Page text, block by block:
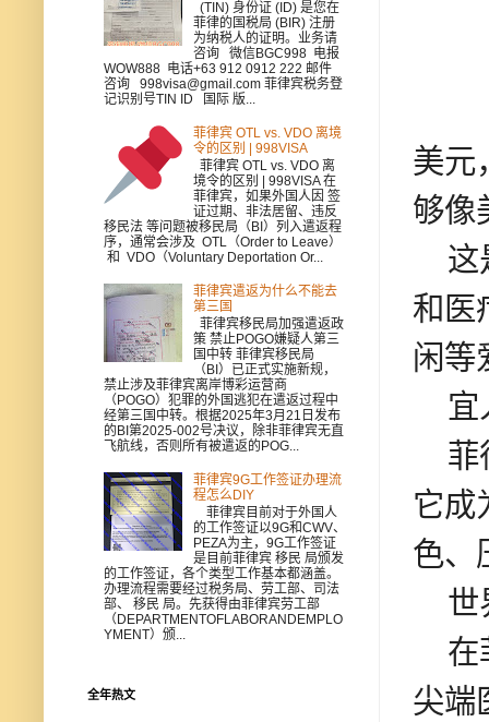
美元
够像
这
和医
闲等
宜
菲
它成
色、
世
在
尖端
(TIN) 身份证 (ID) 是您在
菲律的国税局 (BIR) 注册
为纳税人的证明。业务请
咨询 微信BGC998 电报
WOW888 电话+63 912 0912 222 邮件
咨询 998visa@gmail.com 菲律宾税务登
记识别号TIN ID 国际 版...
菲律宾 OTL vs. VDO 离境
令的区别 | 998VISA
菲律宾 OTL vs. VDO 离
境令的区别 | 998VISA 在
菲律宾，如果外国人因 签
证过期、非法居留、违反
移民法 等问题被移民局（BI）列入遣返程
序，通常会涉及 OTL（Order to Leave）
和 VDO（Voluntary Deportation Or...
菲律宾遣返为什么不能去
第三国
菲律宾移民局加强遣返政
策 禁止POGO嫌疑人第三
国中转 菲律宾移民局
（BI）已正式实施新规，
禁止涉及菲律宾离岸博彩运营商
（POGO）犯罪的外国逃犯在遣返过程中
经第三国中转。根据2025年3月21日发布
的BI第2025-002号决议，除非菲律宾无直
飞航线，否则所有被遣返的POG...
菲律宾9G工作签证办理流
程怎么DIY
菲律宾目前对于外国人
的工作签证以9G和CWV、
PEZA为主，9G工作签证
是目前菲律宾 移民 局颁发
的工作签证，各个类型工作基本都涵盖。
办理流程需要经过税务局、劳工部、司法
部、 移民 局。先获得由菲律宾劳工部
（DEPARTMENTOFLABORANDEMPLO
YMENT）颁...
全年热文